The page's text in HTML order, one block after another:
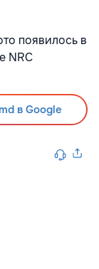
появилось в
NRC
в Google